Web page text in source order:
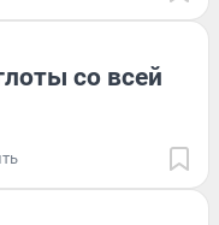
со всей